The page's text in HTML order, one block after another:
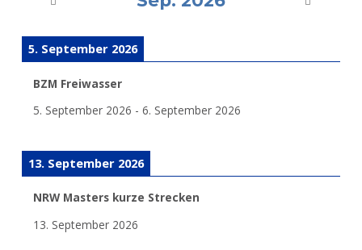
5. September 2026
BZM Freiwasser
5. September 2026 - 6. September 2026
13. September 2026
NRW Masters kurze Strecken
13. September 2026